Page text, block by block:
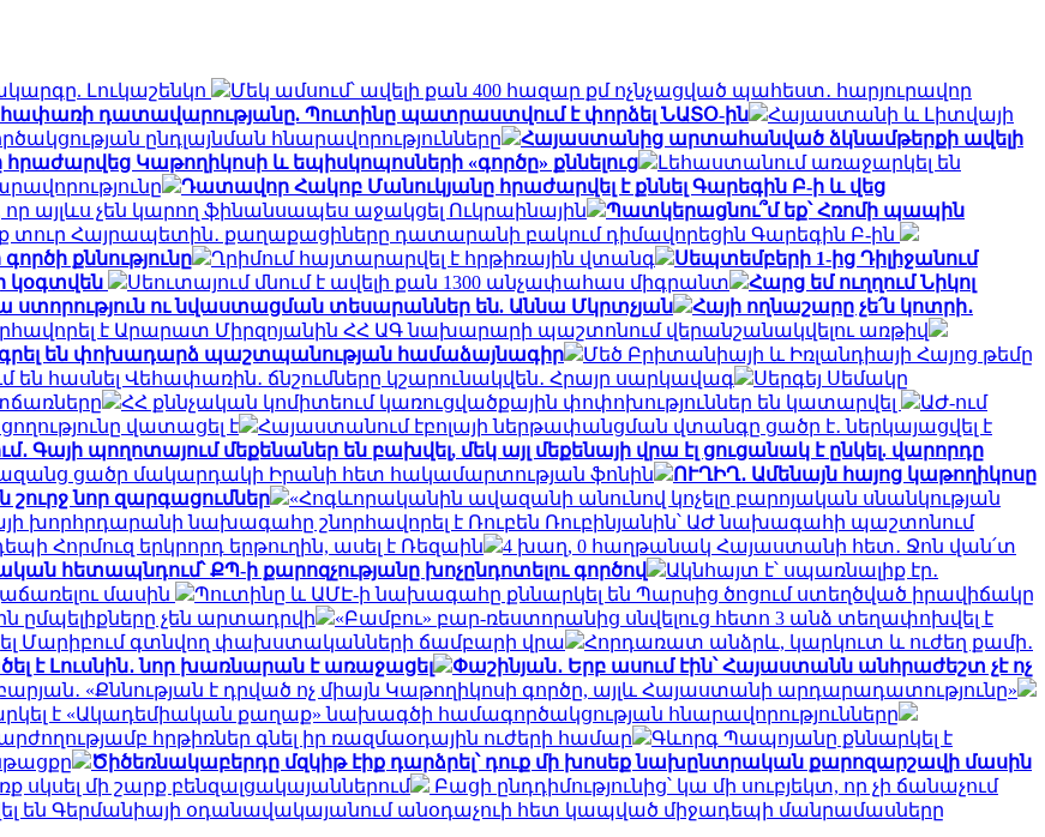
Լուկաշենկո
Մեկ ամսում՝ ավելի քան 400 հազար քմ ոչնչացված պահեստ․ հարյուրավոր
դատավարությանը. Պուտինը պատրաստվում է փորձել ՆԱՏՕ-ին
Հայաստանի և Լիտվայի
ընդլայնման հնարավորությունները
Հայաստանից արտահանված ձկնամթերքի ավելի
Կաթողիկոսի և եպիսկոպոսների «գործը» քննելուց
Լեհաստանում առաջարկել են
Դատավոր Հակոբ Մանուկյանը հրաժարվել է քննել Գարեգին Բ-ի և վեց
որ այլևս չեն կարող ֆինանսապես աջակցել Ուկրաինային
Պատկերացնու՞մ եք՝ Հռոմի պապին
տուր Հայրապետին․ քաղաքացիները դատարանի բակում դիմավորեցին Գարեգին Բ-ին
քննությունը
Ղրիմում հայտարարվել է հրթիռային վտանգ
Սեպտեմբերի 1-ից Դիլիջանում
կօգտվեն
Սեուտայում մնում է ավելի քան 1300 անչափահաս միգրանտ
Հարց եմ ուղղում Նիկոլ
ստորություն ու նվաստացման տեսարաններ են. Աննա Մկրտչյան
Հայի ողնաշարը չե՛ն կոտրի․
է Արարատ Միրզոյանին ՀՀ ԱԳ նախարարի պաշտոնում վերանշանակվելու առթիվ
են փոխադարձ պաշտպանության համաձայնագիր
Մեծ Բրիտանիայի և Իռլանդիայի Հայոց թեմը
են հասնել Վեհափառին․ ճնշումները կշարունակվեն․ Հրայր սարկավագ
Սերգեյ Սեմակը
ՀՀ քննչական կոմիտեում կառուցվածքային փոփոխություններ են կատարվել
ԱԺ-ում
վատացել է
Հայաստանում էբոլայի ներթափանցման վտանգը ցածր է․ ներկայացվել է
Գայի պողոտայում մեքենաներ են բախվել, մեկ այլ մեքենայի վրա էլ ցուցանակ է ընկել. վարորդը
ցածր մակարդակի Իրանի հետ հակամարտության ֆոնին
ՈՒՂԻՂ․ Ամենայն հայոց կաթողիկոսը
նոր զարգացումներ
«Հոգևորականին ավազանի անունով կոչելը բարոյական սնանկության
խորհրդարանի նախագահը շնորհավորել է Ռուբեն Ռուբինյանին՝ ԱԺ նախագահի պաշտոնում
Հորմուզ երկրորդ երթուղին, ասել է Ռեզաին
4 խաղ, 0 հաղթանակ Հայաստանի հետ․ Ջոն վան՛տ
հետապնդում՝ ՔՊ-ի քարոզչությանը խոչընդոտելու գործով
Ակնհայտ է՝ սպառնալիք էր․
մասին
Պուտինը և ԱՄԷ-ի նախագահը քննարկել են Պարսից ծոցում ստեղծված իրավիճակը
ըմպելիքները չեն արտադրվի
«Բամբու» բար-ռեստորանից սնվելուց հետո 3 անձ տեղափոխվել է
Մարիբում գտնվող փախստականների ճամբարի վրա
Հորդառատ անձրև, կարկուտ և ուժեղ քամի․
է Լուսնին․ նոր խառնարան է առաջացել
Փաշինյան․ Երբ ասում էին՝ Հայաստանն անհրաժեշտ չէ ոչ
«Քննության է դրված ոչ միայն Կաթողիկոսի գործը, այլև Հայաստանի արդարադատությունը»
է «Ակադեմիական քաղաք» նախագծի համագործակցության հնարավորությունները
հրթիռներ գնել իր ռազմաօդային ուժերի համար
Գևորգ Պապոյանը քննարկել է
Ծիծեռնակաբերդը մզկիթ էիք դարձրել՝ դուք մի խոսեք նախընտրական քարոզարշավի մասին
մի շարք բենզալցակայաններում
Բացի ընդդիմությունից՝ կա մի սուբյեկտ, որ չի ճանաչում
են Գերմանիայի օդանավակայանում անօդաչուի հետ կապված միջադեպի մանրամասները